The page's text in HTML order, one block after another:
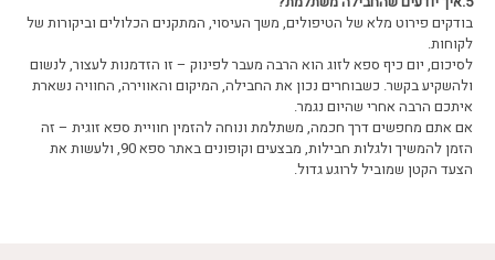
בודקים פירוט מלא של הטיפולים, משך העיסוי, המתקנים הכלולים וביקורות של
לקוחות.
לסיכום, יום כיף ספא לזוג הוא הרבה מעבר לפינוק – זו הזדמנות לעצור, לנשום
ולהשקיע בקשר. כשבוחרים נכון את החבילה, המיקום והאווירה, החוויה נשארת
איתכם הרבה אחרי שהיום נגמר.
אם אתם מחפשים דרך חכמה, משתלמת ונוחה להזמין חוויית ספא זוגית – זה
הזמן להמשיך ולגלות חבילות, מבצעים וקופונים באתר ספא 90, ולעשות את
הצעד הקטן שמוביל לרוגע גדול.